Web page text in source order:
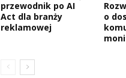
przewodnik po AI
Act dla branży
reklamowej
o